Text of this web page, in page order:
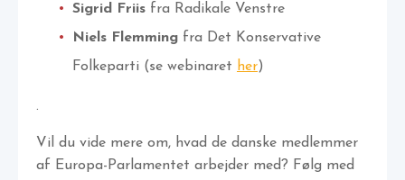
Sigrid Friis fra Radikale Venstre
Niels Flemming fra Det Konservative
Folkeparti (se webinaret her)
.
Vil du vide mere om, hvad de danske medlemmer
af Europa-Parlamentet arbejder med? Følg med